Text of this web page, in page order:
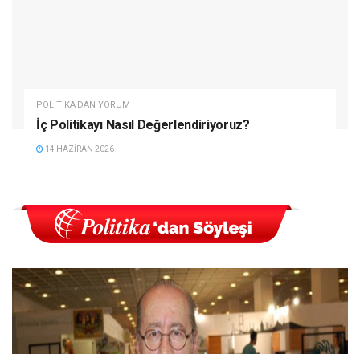
POLITIKA'DAN YORUM
İç Politikayı Nasıl Değerlendiriyoruz?
14 HAZIRAN 2026